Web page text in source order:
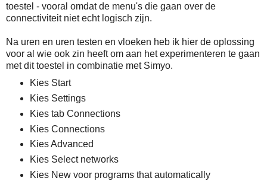
toestel - vooral omdat de menu's die gaan over de
connectiviteit niet echt logisch zijn.
Na uren en uren testen en vloeken heb ik hier de oplossing
voor al wie ook zin heeft om aan het experimenteren te gaan
met dit toestel in combinatie met Simyo.
Kies Start
Kies Settings
Kies tab Connections
Kies Connections
Kies Advanced
Kies Select networks
Kies New voor programs that automatically